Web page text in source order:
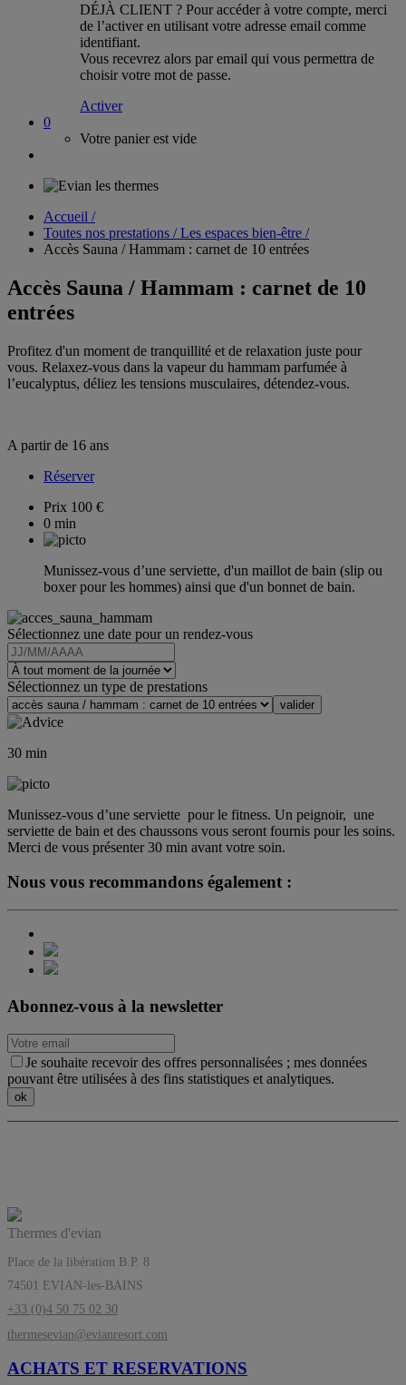
DÉJÀ CLIENT ? Pour accéder à votre compte, merci
de l’activer en utilisant votre adresse email comme
identifiant.
Vous recevrez alors par email qui vous permettra de
choisir votre mot de passe.
Activer
0
Votre panier est vide
Accueil /
Toutes nos prestations / Les espaces bien-être /
Accès Sauna / Hammam : carnet de 10 entrées
Accès Sauna / Hammam : carnet de 10
entrées
Profitez d'un moment de tranquillité et de relaxation juste pour
vous. Relaxez-vous dans la vapeur du hammam parfumée à
l’eucalyptus, déliez les tensions musculaires, détendez-vous.
A partir de 16 ans
Réserver
Prix 100 €
0 min
Munissez-vous d’une serviette, d'un maillot de bain (slip ou
boxer pour les hommes) ainsi que d'un bonnet de bain.
Sélectionnez une date pour un rendez-vous
Sélectionnez un type de prestations
30 min
Munissez-vous d’une serviette ​ pour le fitness. Un peignoir, ​ une
serviette de bain et des chaussons vous seront fournis pour les soins.
Merci de vous présenter 30 min avant votre soin.
Nous vous recommandons également :
Abonnez-vous à la newsletter
Je souhaite recevoir des offres personnalisées ; mes données
pouvant être utilisées à des fins statistiques et analytiques.
Thermes d'evian
Place de la libération B.P. 8
74501 EVIAN-les-BAINS
+33 (0)4 50 75 02 30
thermesevian@evianresort.com
ACHATS ET RESERVATIONS